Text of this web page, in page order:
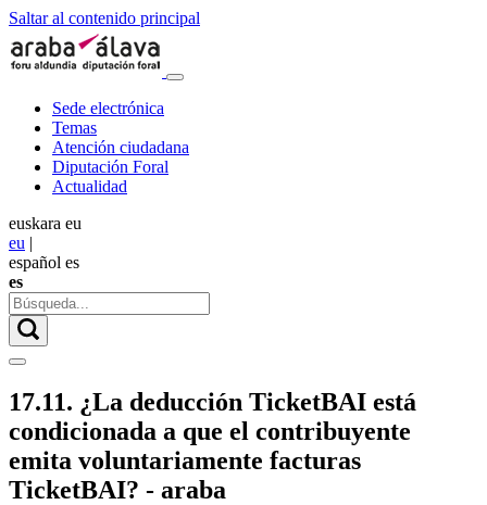
Saltar al contenido principal
Sede electrónica
Temas
Atención ciudadana
Diputación Foral
Actualidad
euskara eu
eu |
español es
es
17.11. ¿La deducción TicketBAI está
condicionada a que el contribuyente
emita voluntariamente facturas
TicketBAI? - araba